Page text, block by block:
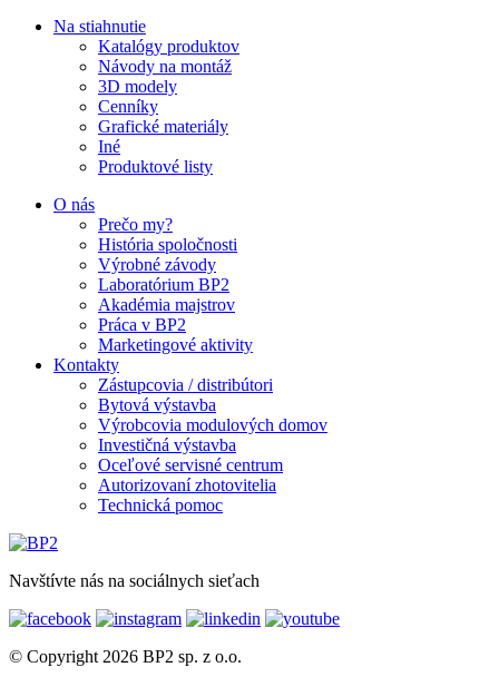
Na stiahnutie
Katalógy produktov
Návody na montáž
3D modely
Cenníky
Grafické materiály
Iné
Produktové listy
O nás
Prečo my?
História spoločnosti
Výrobné závody
Laboratórium BP2
Akadémia majstrov
Práca v BP2
Marketingové aktivity
Kontakty
Zástupcovia / distribútori
Bytová výstavba
Výrobcovia modulových domov
Investičná výstavba
Oceľové servisné centrum
Autorizovaní zhotovitelia
Technická pomoc
Navštívte nás na sociálnych sieťach
© Copyright 2026 BP2 sp. z o.o.